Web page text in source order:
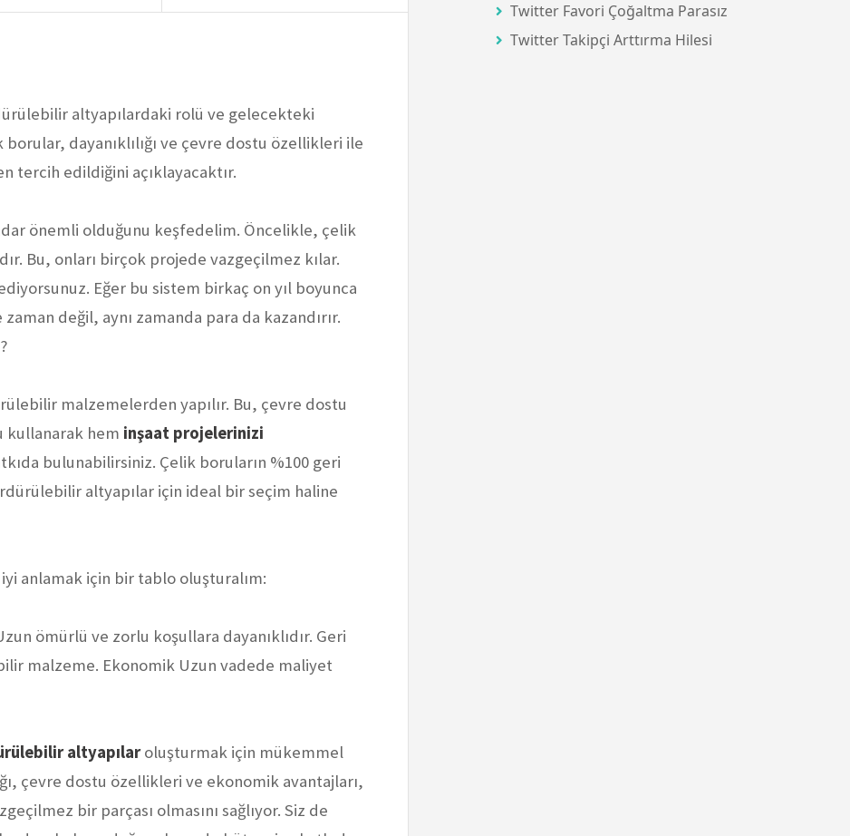
altyapılardaki rolü ve gelecekteki
borular, dayanıklılığı ve çevre dostu özellikleri ile
tercih edildiğini açıklayacaktır.
önemli olduğunu keşfedelim. Öncelikle, çelik
Bu, onları birçok projede vazgeçilmez kılar.
Eğer bu sistem birkaç on yıl boyunca
değil, aynı zamanda para da kazandırır.
malzemelerden yapılır. Bu, çevre dostu
kullanarak hem inşaat projelerinizi
bulunabilirsiniz. Çelik boruların %100 geri
altyapılar için ideal bir seçim haline
anlamak için bir tablo oluşturalım:
ömürlü ve zorlu koşullara dayanıklıdır. Geri
malzeme. Ekonomik Uzun vadede maliyet
altyapılaroluşturmak için mükemmel
çevre dostu özellikleri ve ekonomik avantajları,
bir parçası olmasını sağlıyor. Siz de
Twitter Favori Çoğaltma Parasız
Twitter Takipçi Arttırma Hilesi